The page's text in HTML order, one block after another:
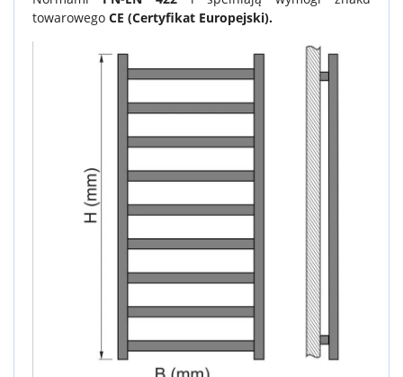
towarowego CE (Certyfikat Europejski).